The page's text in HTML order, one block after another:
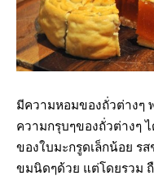
มีความหอมของถั่วต่างๆ
ความกรุบๆของถั่วต่างๆ
ของใบมะกรูดเล็กน้อย ร
ขมนิดๆด้วย แต่โดยรวม ถื